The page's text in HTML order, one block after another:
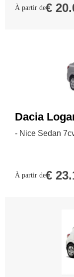
À partir de€
Dacia
- Nice Sedan
À partir de€